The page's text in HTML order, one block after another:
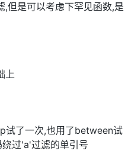
,但是可以考虑下罕见函数,是
上
试了一次,也用了between试
过'a'过滤的单引号